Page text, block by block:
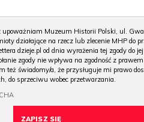
upoważniam Muzeum Historii Polski, ul.
działające na rzecz lub zlecenie MHP do
dzieje.pl od dnia wyrażenia tej zgody do
zgody nie wpływa na zgodność z
też świadomy/a, że przysługuje mi prawo
do sprzeciwu wobec przetwarzania.